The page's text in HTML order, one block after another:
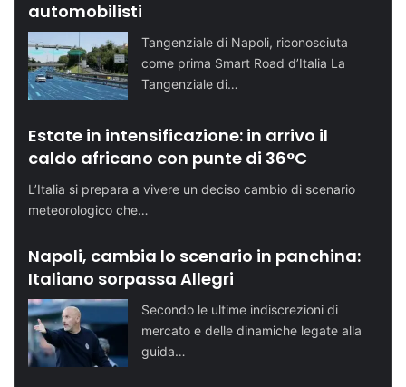
automobilisti
Tangenziale di Napoli, riconosciuta
come prima Smart Road d’Italia La
Tangenziale di…
Estate in intensificazione: in arrivo il
caldo africano con punte di 36°C
L’Italia si prepara a vivere un deciso cambio di scenario
meteorologico che…
Napoli, cambia lo scenario in panchina:
Italiano sorpassa Allegri
Secondo le ultime indiscrezioni di
mercato e delle dinamiche legate alla
guida…